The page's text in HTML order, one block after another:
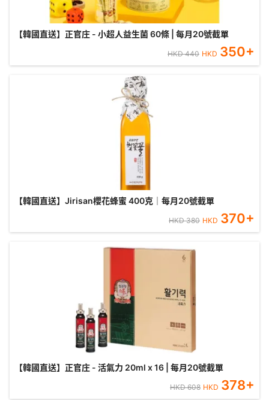
【韓國直送】正官庄 - 小超人益生菌 60條 | 每月20號截單
HKD440 HKD 350+
【韓國直送】Jirisan櫻花蜂蜜 400克｜每月20號截單
HKD380 HKD 370+
【韓國直送】正官庄 - 活氣力 20ml x 16 | 每月20號截單
HKD608 HKD 378+